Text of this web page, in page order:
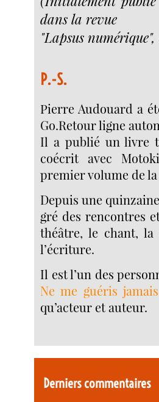
dans la revue
"Lapsus
P.-S.
Pierre Audouard a
Go.Retour ligne
Il a publié un livre
coécrit avec
premier volume de
Depuis une
gré des rencontres
théâtre, le chant,
l’écriture.
Il est l’un des
Ne me guéris jamais
qu’acteur et auteur.
Derniers commentaires